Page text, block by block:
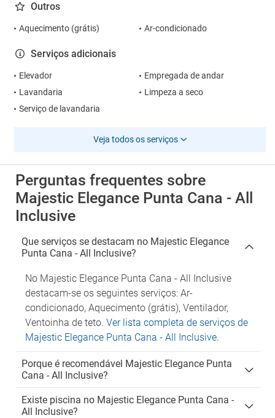
Outros
Aquecimento (grátis) Ar-condicionado
Serviços adicionais
Elevador
Empregada de andar
Lavandaria
Limpeza a seco
Serviço de lavandaria
Veja todos os serviços
Perguntas frequentes sobre
Majestic Elegance Punta Cana - All
Inclusive
Que serviços se destacam no Majestic Elegance
Punta Cana - All Inclusive?
No Majestic Elegance Punta Cana - All Inclusive
destacam-se os seguintes serviços: Ar-
condicionado, Aquecimento (grátis), Ventilador,
Ventoinha de teto. Ver lista completa de serviços de
Majestic Elegance Punta Cana - All Inclusive.
Porque é recomendável Majestic Elegance Punta
Cana - All Inclusive?
Existe piscina no Majestic Elegance Punta Cana -
All Inclusive?